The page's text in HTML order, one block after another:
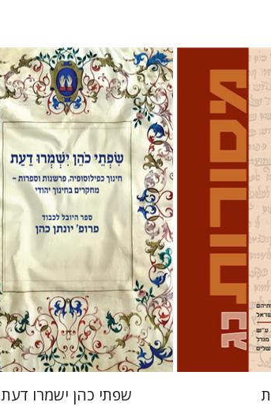
תירוש-בקר
מודפס
אלי הולצר אבינועם רוזנק
הנחת אתר ספר מודפס
$46
$41
שפתי כהן ישמרו דעת